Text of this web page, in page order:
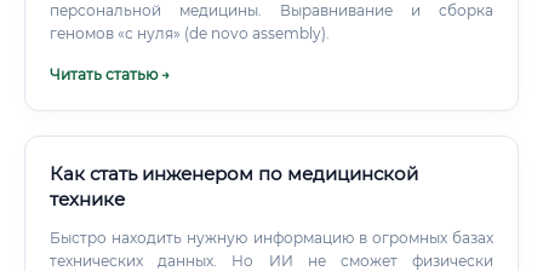
персональной медицины. Выравнивание и сборка
геномов «с нуля» (de novo assembly).
Читать статью →
Как стать инженером по медицинской
технике
Быстро находить нужную информацию в огромных базах
технических данных. Но ИИ не сможет физически